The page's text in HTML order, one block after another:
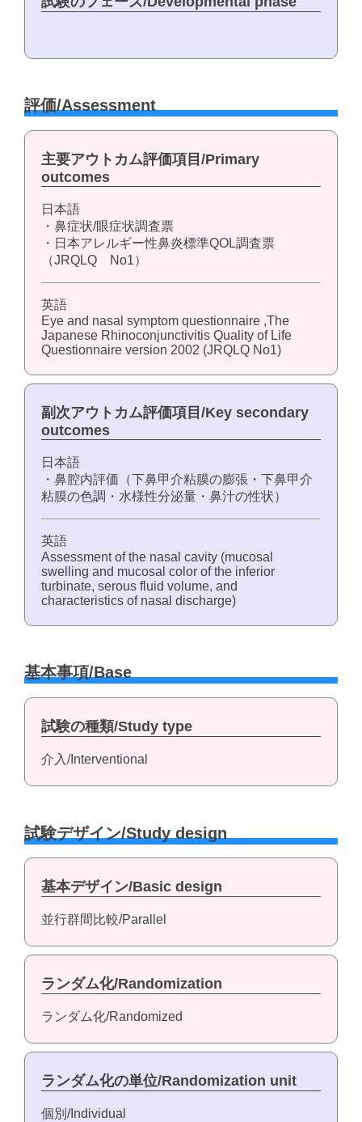
評価/Assessment
主要アウトカム評価項目/Primary
outcomes
日本語
・鼻症状/眼症状調査票
・日本アレルギー性鼻炎標準QOL調査票
（JRQLQ No1）
英語
Eye and nasal symptom questionnaire ,The
Japanese Rhinoconjunctivitis Quality of Life
Questionnaire version 2002 (JRQLQ No1)
副次アウトカム評価項目/Key secondary
outcomes
日本語
・鼻腔内評価（下鼻甲介粘膜の膨張・下鼻甲介
粘膜の色調・水様性分泌量・鼻汁の性状）
英語
Assessment of the nasal cavity (mucosal
swelling and mucosal color of the inferior
turbinate, serous fluid volume, and
characteristics of nasal discharge)
基本事項/Base
試験の種類/Study type
介入/Interventional
試験デザイン/Study design
基本デザイン/Basic design
並行群間比較/Parallel
ランダム化/Randomization
ランダム化/Randomized
ランダム化の単位/Randomization unit
個別/Individual